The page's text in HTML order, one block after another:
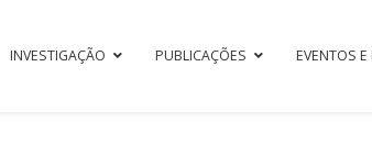
INVESTIGAÇÃO PUBLICAÇÕES EVENTOS